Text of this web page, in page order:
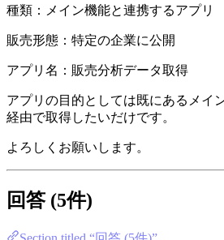
種類：メイン機能と連携するアプリ
販売形態：特定の企業に公開
アプリ名：販売分析データ取得
アプリの目的としては既にあるメイ
経由で取得したいだけです。
よろしくお願いします。
回答 (5件)